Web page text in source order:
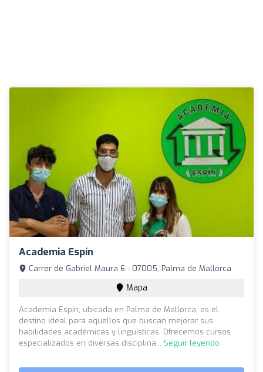
Academia Espín
Carrer de Gabriel Maura 6 - 07005, Palma de Mallorca
Mapa
Academia Espín, ubicada en Palma de Mallorca, es el
destino ideal para aquellos que buscan mejorar sus
habilidades académicas y lingüísticas. Ofrecemos cursos
especializados en diversas disciplina... Seguir leyendo